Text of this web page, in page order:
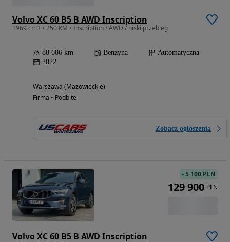
Volvo XC 60 B5 B AWD Inscription
1969 cm3 • 250 KM • Inscription / AWD / niski przebieg
88 686 km Benzyna
Automatyczna
2022
Warszawa (Mazowieckie)
Firma • Podbite
Zobacz ogłoszenia
Volvo XC 60 B5 B AWD Inscription
-5 100 PLN
129 900 PLN